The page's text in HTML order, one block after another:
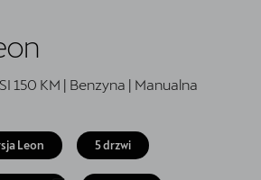
150 KM | Benzyna | Manualna
Leon 5 drzwi